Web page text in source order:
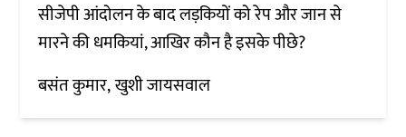
सीजेपी आंदोलन के बाद लड़कियों को रेप और जान से
मारने की धमकियां, आखिर कौन है इसके पीछे?
बसंत कुमार खुशी जायसवाल